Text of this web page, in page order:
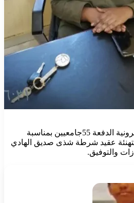
تهنئ صحيفة دان برس الإلكترونية الدفعة 55جامعيين بمناسبة
عقيد شرطة شذى صديق الهادي
والتوفيق.